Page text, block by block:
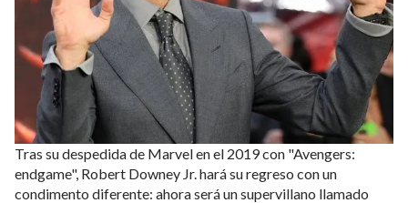
Tras su despedida de Marvel en el 2019 con "Avengers:
endgame", Robert Downey Jr. hará su regreso con un
condimento diferente: ahora será un supervillano llamado